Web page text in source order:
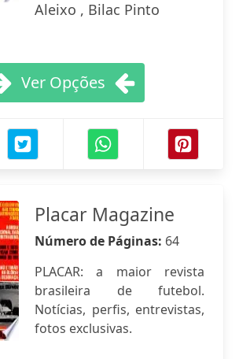
Aleixo , Bilac Pinto
Ver Opções
Placar Magazine
Número de Páginas: 64
PLACAR: a maior revista
brasileira de futebol.
Notícias, perfis, entrevistas,
fotos exclusivas.